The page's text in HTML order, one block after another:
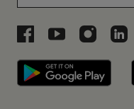
Libri a Facebookon
Libri aLibri